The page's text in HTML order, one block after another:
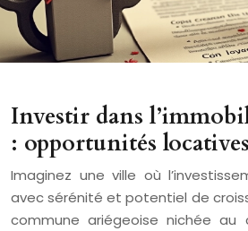
Investir dans
: opportunités
Imaginez une ville où
avec sérénité et potentiel de
commune ariégeoise nichée au